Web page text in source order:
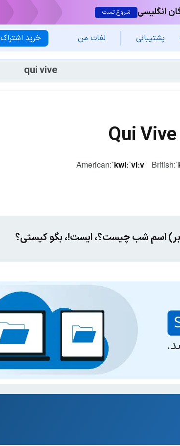
انگلیسی شروع تست
خرید اشتراک پشتیبانی لغات من
Qui Vive
American:ˈkwiːˈviːv British:
اسم شب چیست؟، ایست!، بگو کیستی؟